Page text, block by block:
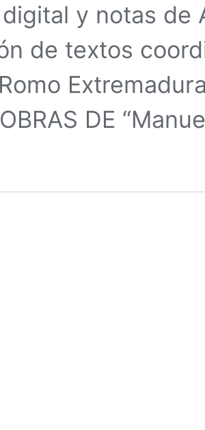
y notas de
de textos
DE